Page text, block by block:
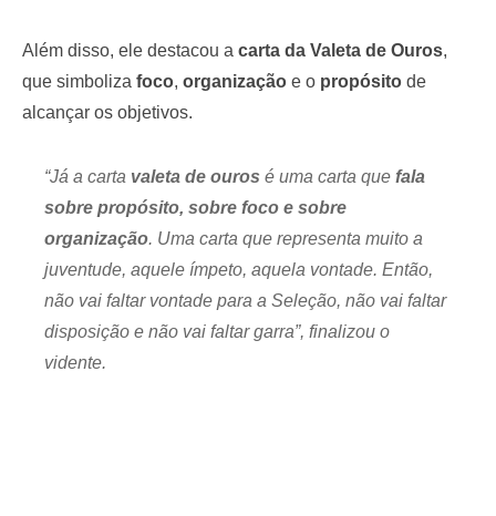
Além disso, ele destacou a carta da Valeta de Ouros,
que simboliza foco, organização e o propósito de
alcançar os objetivos.
“Já a carta valeta de ouros é uma carta que fala
sobre propósito, sobre foco e sobre
organização. Uma carta que representa muito a
juventude, aquele ímpeto, aquela vontade. Então,
não vai faltar vontade para a Seleção, não vai faltar
disposição e não vai faltar garra”, finalizou o
vidente.